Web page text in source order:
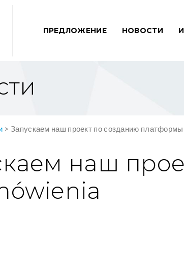
ПРЕДЛОЖЕНИЕ НОВОСТИ
> Запускаем наш проект по созданию
наш